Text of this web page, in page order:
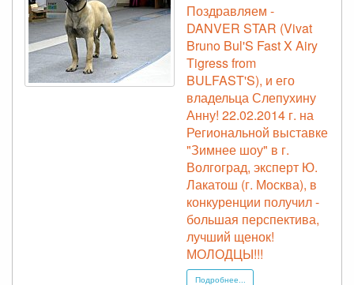
Поздравляем -
DANVER STAR (Vivat
Bruno Bul'S Fast X Airy
Tigress from
BULFAST'S), и его
владельца Слепухину
Анну! 22.02.2014 г. на
Региональной выставке
"Зимнее шоу" в г.
Волгоград, эксперт Ю.
Лакатош (г. Москва), в
конкуренции получил -
большая перспектива,
лучший щенок!
МОЛОДЦЫ!!!
Подробнее...